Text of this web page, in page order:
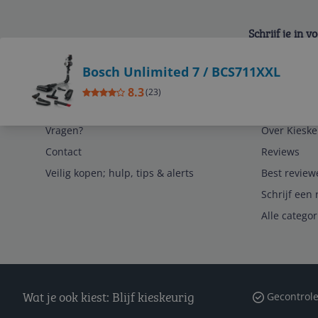
Bosch Unlimited 7 / BCS711XXL
8.3(23)
Schrijf je in
Service
Vragen?
Contact
Veilig kopen; hulp, tips & alerts
Over
Reviews
Best
Schrijf een
Alle
Wat je ook kiest: Blijf kieskeurig